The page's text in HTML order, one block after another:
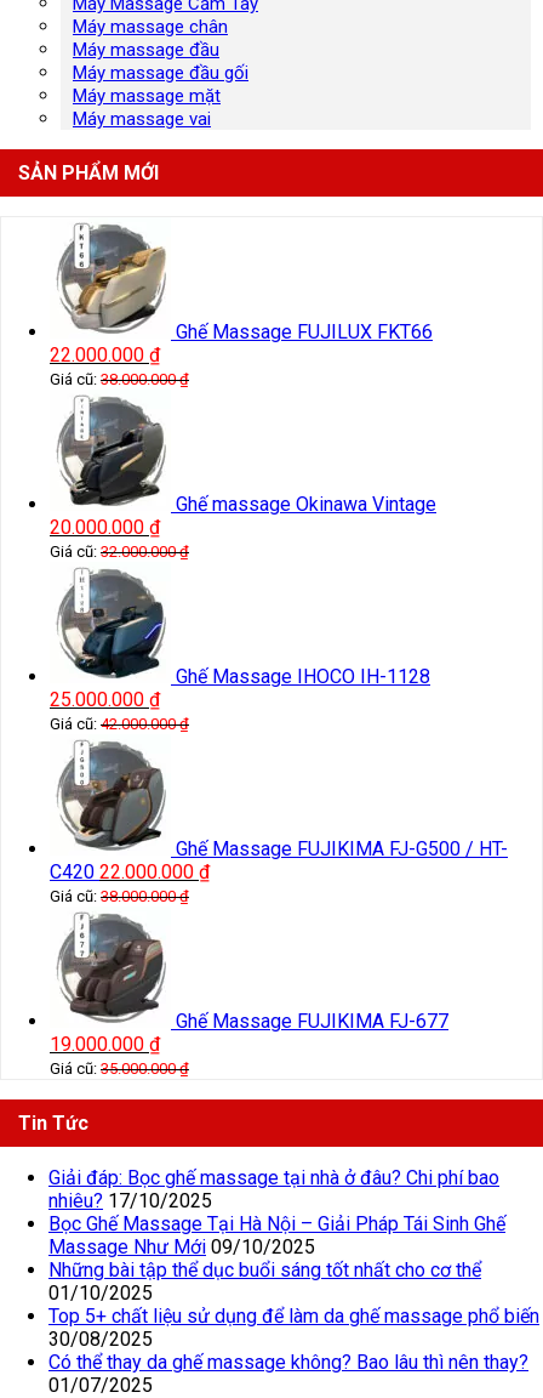
Máy massage chân
Máy massage đầu
Máy massage đầu gối
Máy massage mặt
Máy massage vai
SẢN PHẨM MỚI
Ghế Massage FUJILUX FKT66
22.000.000 ₫
Giá cũ: 38.000.000₫
Ghế massage Okinawa Vintage
20.000.000 ₫
Giá cũ: 32.000.000₫
Ghế Massage IHOCO IH-1128
25.000.000 ₫
Giá cũ: 42.000.000₫
Ghế Massage FUJIKIMA FJ-G500 / HT-
C420 22.000.000 ₫
Giá cũ: 38.000.000₫
Ghế Massage FUJIKIMA FJ-677
19.000.000 ₫
Giá cũ: 35.000.000₫
Tin Tức
Giải đáp: Bọc ghế massage tại nhà ở đâu? Chi phí bao
nhiêu? 17/10/2025
Bọc Ghế Massage Tại Hà Nội – Giải Pháp Tái Sinh Ghế
Massage Như Mới 09/10/2025
Những bài tập thể dục buổi sáng tốt nhất cho cơ thể
01/10/2025
Top 5+ chất liệu sử dụng để làm da ghế massage phổ biến
30/08/2025
Có thể thay da ghế massage không? Bao lâu thì nên thay?
01/07/2025